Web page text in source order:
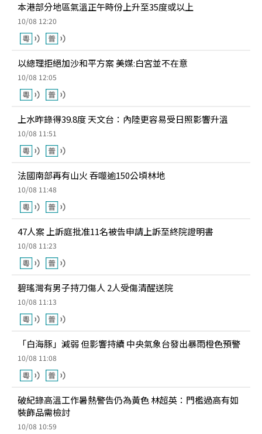
本港部分地區氣溫正午時份上升至35度或以上
10/08 12:20
以總理拒絕加沙和平方案 美媒:白宮並不在意
10/08 12:05
上水昨錄得39.8度 天文台：內陸更容易受日照影響升溫
10/08 11:51
法國南部再有山火 吞噬逾150公頃林地
10/08 11:48
47人案 上訴庭批准11名被告申請上訴至終院證明書
10/08 11:23
碧瑤灣有男子持刀傷人 2人受傷清醒送院
10/08 11:13
「白海豚」減弱 但影響持續 中央氣象台發出暴雨橙色預警
10/08 11:08
破紀錄高溫工作暑熱警告仍為黃色 林超英：門檻過高有如
裝飾品需檢討
10/08 10:59